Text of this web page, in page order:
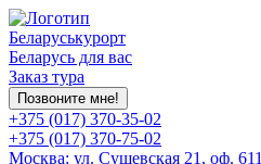
Беларуськурорт
Беларусь для вас
Заказ тура
Позвоните мне!
+375 (017) 370-35-02
+375 (017) 370-75-02
Москва: ул. Сущевская 21, оф. 611